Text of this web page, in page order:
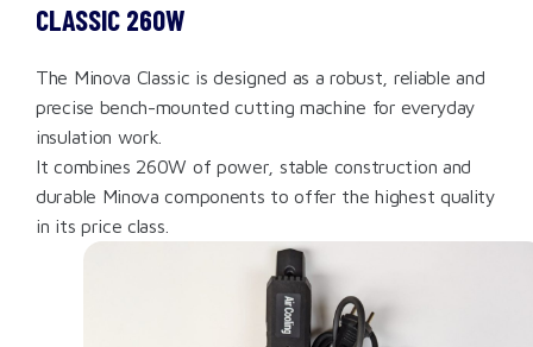
CLASSIC 260W
The Minova Classic is designed as a robust, reliable and
precise bench-mounted cutting machine for everyday
insulation work.
It combines 260W of power, stable construction and
durable Minova components to offer the highest quality
in its price class.